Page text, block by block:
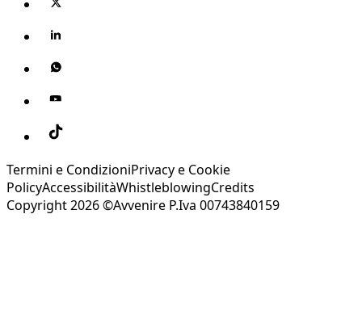
Termini e CondizioniPrivacy e Cookie
PolicyAccessibilitàWhistleblowingCredits
Copyright 2026 ©Avvenire P.Iva 00743840159